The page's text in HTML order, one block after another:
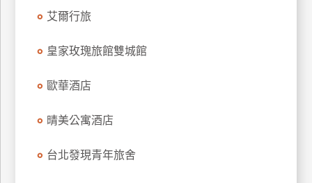
艾爾行旅
皇家玫瑰旅館雙城館
歐華酒店
晴美公寓酒店
台北發現青年旅舍